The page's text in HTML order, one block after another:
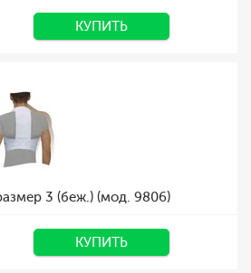
КУПИТЬ
3 (беж.) (мод. 9806)
КУПИТЬ